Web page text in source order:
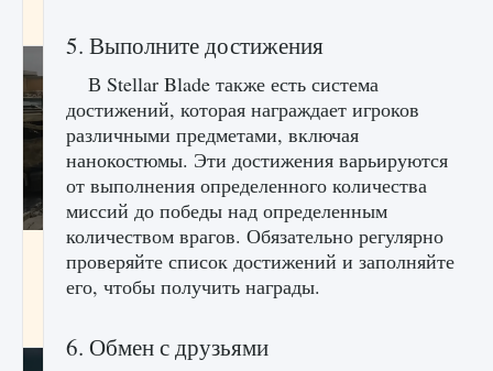
Как исправить текстовую ошибку
пользовательского интерфейса Delta
Force Hawk Ops
5. Выполните достижения
В Stellar Blade также есть система
достижений, которая награждает игроков
различными предметами, включая
нанокостюмы. Эти достижения варьируются
от выполнения определенного количества
миссий до победы над определенным
количеством врагов. Обязательно регулярно
проверяйте список достижений и заполняйте
его, чтобы получить награды.
6. Обмен с друзьями